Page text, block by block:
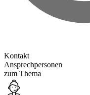
Kontakt
Ansprechpersonen
zum Thema